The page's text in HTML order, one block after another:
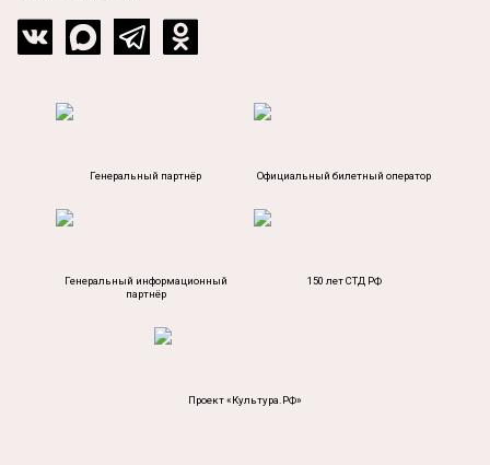
Генеральный партнёр Официальный билетный оператор
Генеральный информационный
партнёр
150 лет СТД РФ
Проект «Культура.РФ»